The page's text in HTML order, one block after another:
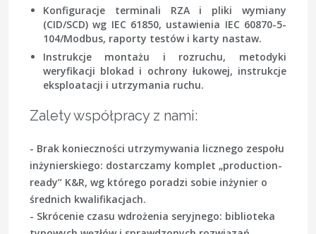
Konfiguracje terminali RZA i pliki wymiany
(CID/SCD) wg IEC 61850, ustawienia IEC 60870-5-
104/Modbus, raporty testów i karty nastaw.
Instrukcje montażu i rozruchu, metodyki
weryfikacji blokad i ochrony łukowej, instrukcje
eksploatacji i utrzymania ruchu.
Zalety współpracy z nami:
- Brak konieczności utrzymywania licznego zespołu
inżynierskiego: dostarczamy komplet „production-
ready” K&R, wg którego poradzi sobie inżynier o
średnich kwalifikacjach.
- Skrócenie czasu wdrożenia seryjnego: biblioteka